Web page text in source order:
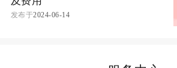
发布于2024-06-14